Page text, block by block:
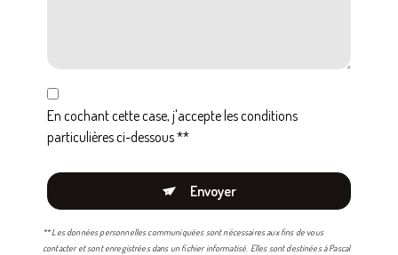
En cochant cette case, j'accepte les conditions
particulières ci-dessous **
Envoyer
** Les données personnelles communiquées sont nécessaires aux fins de vous
contacter et sont enregistrées dans un fichier informatisé. Elles sont destinées à Pascal